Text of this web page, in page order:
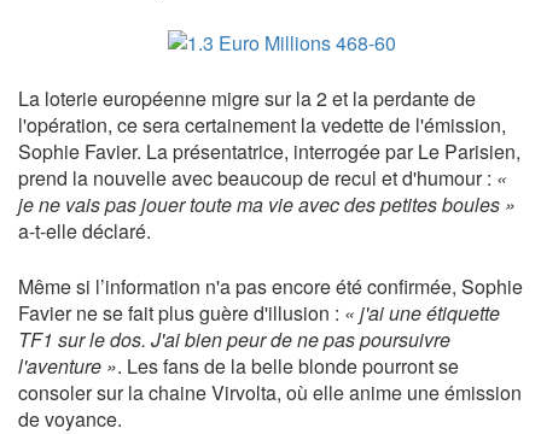
La loterie européenne migre sur la 2 et la perdante de
l'opération, ce sera certainement la vedette de l'émission,
Sophie Favier. La présentatrice, interrogée par Le Parisien,
prend la nouvelle avec beaucoup de recul et d'humour : «
je ne vais pas jouer toute ma vie avec des petites boules »
a-t-elle déclaré.
Même si l’information n'a pas encore été confirmée, Sophie
Favier ne se fait plus guère d'illusion : « j'ai une étiquette
TF1 sur le dos. J'ai bien peur de ne pas poursuivre
l'aventure ». Les fans de la belle blonde pourront se
consoler sur la chaine Virvolta, où elle anime une émission
de voyance.